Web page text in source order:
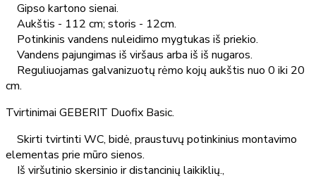
Gipso kartono sienai.
Aukštis - 112 cm; storis - 12cm.
Potinkinis vandens nuleidimo mygtukas iš priekio.
Vandens pajungimas iš viršaus arba iš iš nugaros.
Reguliuojamas galvanizuotų rėmo kojų aukštis nuo 0 iki 20
cm.
Tvirtinimai GEBERIT Duofix Basic.
Skirti tvirtinti WC, bidė, praustuvų potinkinius montavimo
elementas prie mūro sienos.
Iš viršutinio skersinio ir distancinių laikiklių.,